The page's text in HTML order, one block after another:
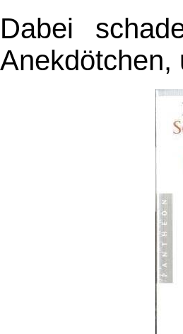
Dabei
Anekdötchen,